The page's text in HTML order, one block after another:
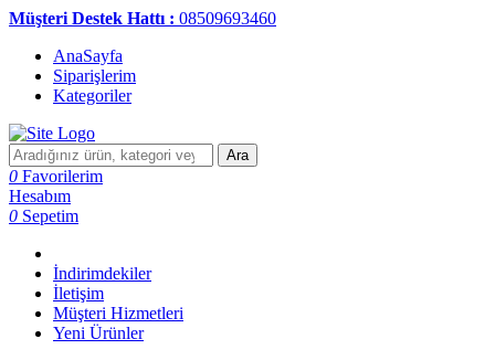
Müşteri Destek Hattı : 08509693460
AnaSayfa
Siparişlerim
Kategoriler
Ara
0 Favorilerim
Hesabım
0 Sepetim
İndirimdekiler
İletişim
Müşteri Hizmetleri
Yeni Ürünler